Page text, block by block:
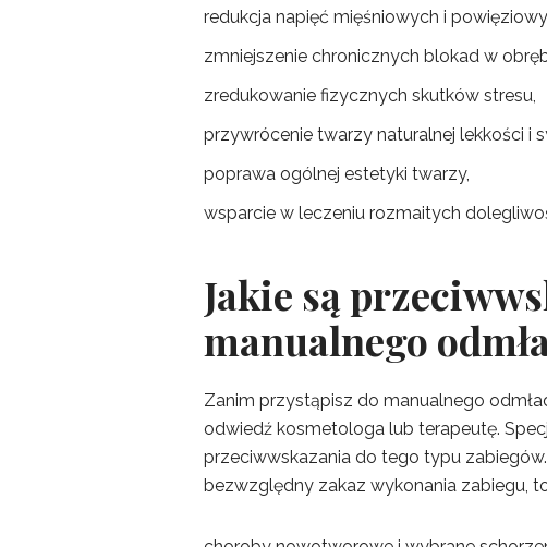
redukcja napięć mięśniowych i
zmniejszenie chronicznych blokad w
zredukowanie fizycznych skutków stresu,
przywrócenie twarzy naturalnej lekkości i
poprawa ogólnej estetyki twarzy,
wsparcie w leczeniu rozmaitych
Jakie są
manualnego
Zanim przystąpisz do manualnego
odwiedź kosmetologa lub terapeutę.
przeciwwskazania do tego typu
bezwzględny zakaz wykonania zabiegu,